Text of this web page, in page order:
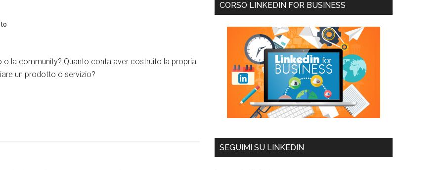
o la community? Quanto conta aver costruito la propria
un prodotto o servizio?
CORSO LINKEDIN FOR BUSINESS
SEGUIMI SU LINKEDIN